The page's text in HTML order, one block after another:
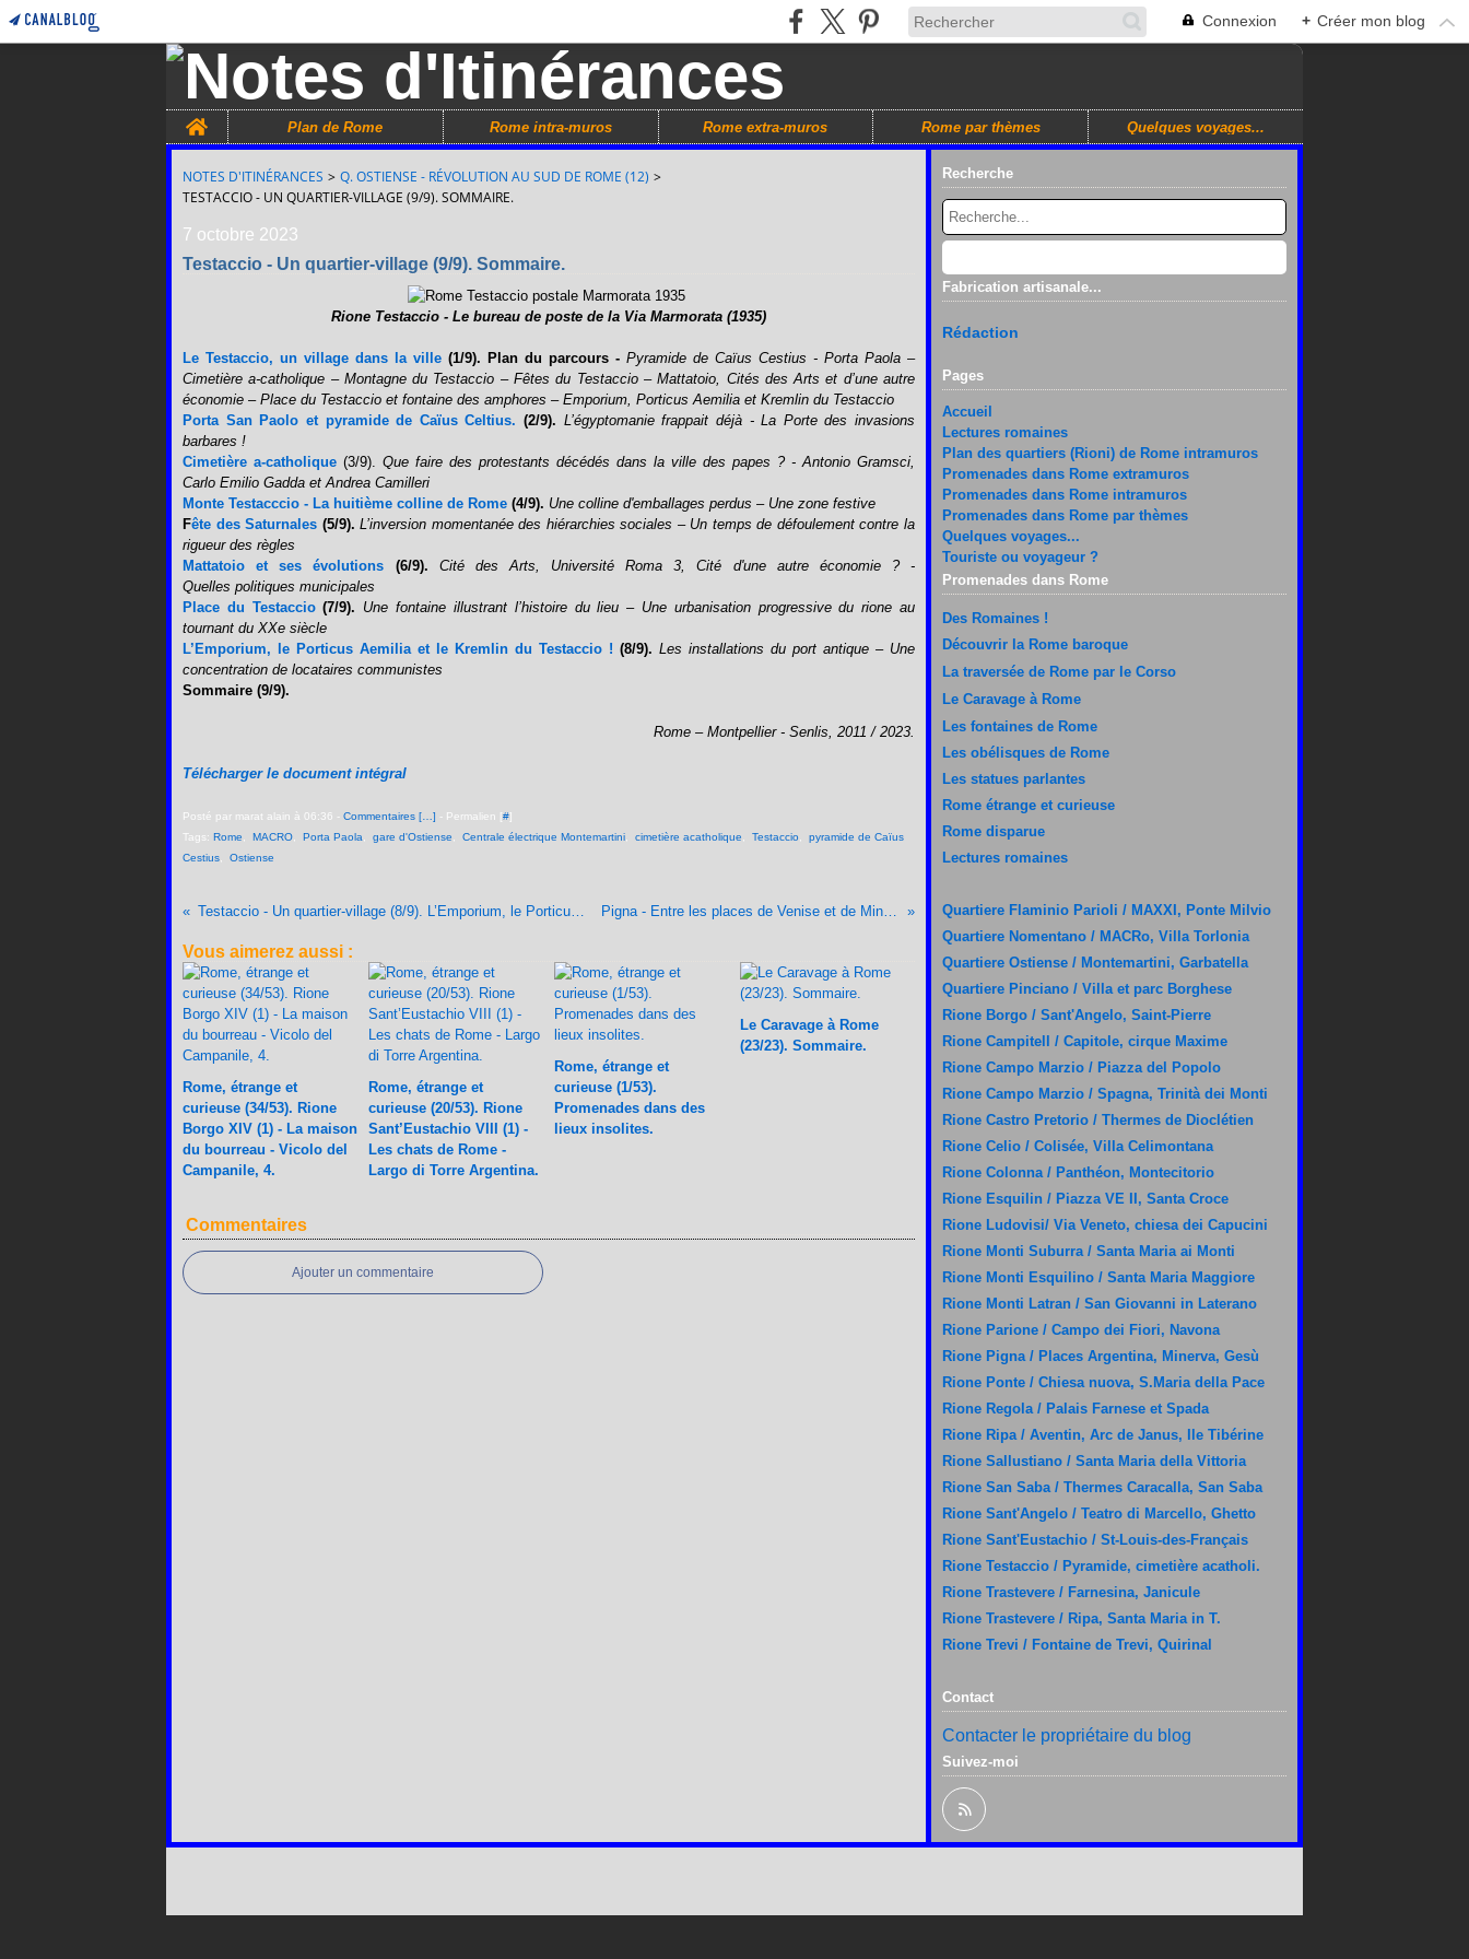
Connexion + Créer mon blog
Home
Plan de Rome Rome intra-muros Rome extra-muros Rome par thèmes Quelques voyages...
NOTES D'ITINÉRANCES > Q. OSTIENSE - RÉVOLUTION AU SUD DE ROME (12) >
TESTACCIO - UN QUARTIER-VILLAGE (9/9). SOMMAIRE.
7 octobre 2023
Testaccio - Un quartier-village (9/9). Sommaire.
Rione Testaccio - Le bureau de poste de la Via Marmorata (1935)
Le Testaccio, un village dans la ville (1/9). Plan du parcours - Pyramide de Caïus Cestius - Porta Paola –
Cimetière a-catholique – Montagne du Testaccio – Fêtes du Testaccio – Mattatoio, Cités des Arts et d’une autre
économie – Place du Testaccio et fontaine des amphores – Emporium, Porticus Aemilia et Kremlin du Testaccio
Porta San Paolo et pyramide de Caïus Celtius. (2/9). L’égyptomanie frappait déjà - La Porte des invasions
barbares !
Cimetière a-catholique (3/9). Que faire des protestants décédés dans la ville des papes ? - Antonio Gramsci,
Carlo Emilio Gadda et Andrea Camilleri
Monte Testacccio - La huitième colline de Rome (4/9). Une colline d'emballages perdus – Une zone festive
Fête des Saturnales (5/9).L’inversion momentanée des hiérarchies sociales – Un temps de défoulement contre la
rigueur des règles
Mattatoioet ses évolutions (6/9). Cité des Arts, Université Roma 3, Cité d'une autre économie ? -
Quelles politiques municipales
Place du Testaccio(7/9). Une fontaine illustrant l’histoire du lieu – Une urbanisation progressive du rione au
tournant du XXe siècle
L’Emporium, le Porticus Aemilia et le Kremlin du Testaccio ! (8/9). Les installations du port antique – Une
concentration de locataires communistes
Sommaire (9/9).
Rome – Montpellier - Senlis, 2011 / 2023.
Télécharger le document intégral
Posté par marat alain à 06:36 - Commentaires [ ] - Permalien [#]
Tags: Rome MACRO Porta Paola gare d'Ostiense Centrale électrique Montemartini cimetière acatholique Testaccio
pyramide de Caïus
Cestius
Ostiense
Testaccio - Un quartier-village (8/9). L’Emporium, le Porticus Aemilia et le Kremlin du Testaccio ! Pigna - Entre les places de Venise et de Minerve (1/23). Plan du parcours.
Vous aimerez aussi :
Rome, étrange et
curieuse (34/53). Rione
Borgo XIV (1) - La maison
du bourreau - Vicolo del
Campanile, 4.
Rome, étrange et
curieuse (20/53). Rione
Sant’Eustachio VIII (1) -
Les chats de Rome -
Largo di Torre Argentina.
Rome, étrange et
curieuse (1/53).
Promenades dans des
lieux insolites.
Le Caravage à Rome
(23/23). Sommaire.
Commentaires
Ajouter un commentaire
Recherche
Fabrication artisanale...
Rédaction
Pages
Accueil
Lectures romaines
Plan des quartiers (Rioni) de Rome intramuros
Promenades dans Rome extramuros
Promenades dans Rome intramuros
Promenades dans Rome par thèmes
Quelques voyages...
Touriste ou voyageur ?
Promenades dans Rome
Des Romaines !
Découvrir la Rome baroque
La traversée de Rome par le Corso
Le Caravage à Rome
Les fontaines de Rome
Les obélisques de Rome
Les statues parlantes
Rome étrange et curieuse
Rome disparue
Lectures romaines
Quartiere Flaminio Parioli / MAXXI, Ponte Milvio
Quartiere Nomentano / MACRo, Villa Torlonia
Quartiere Ostiense / Montemartini, Garbatella
Quartiere Pinciano / Villa et parc Borghese
Rione Borgo / Sant'Angelo, Saint-Pierre
Rione Campitell / Capitole, cirque Maxime
Rione Campo Marzio / Piazza del Popolo
Rione Campo Marzio / Spagna, Trinità dei Monti
Rione Castro Pretorio / Thermes de Dioclétien
Rione Celio / Colisée, Villa Celimontana
Rione Colonna / Panthéon, Montecitorio
Rione Esquilin / Piazza VE II, Santa Croce
Rione Ludovisi/ Via Veneto, chiesa dei Capucini
Rione Monti Suburra / Santa Maria ai Monti
Rione Monti Esquilino / Santa Maria Maggiore
Rione Monti Latran / San Giovanni in Laterano
Rione Parione / Campo dei Fiori, Navona
Rione Pigna / Places Argentina, Minerva, Gesù
Rione Ponte / Chiesa nuova, S.Maria della Pace
Rione Regola / Palais Farnese et Spada
Rione Ripa / Aventin, Arc de Janus, Ile Tibérine
Rione Sallustiano / Santa Maria della Vittoria
Rione San Saba / Thermes Caracalla, San Saba
Rione Sant'Angelo / Teatro di Marcello, Ghetto
Rione Sant'Eustachio / St-Louis-des-Français
Rione Testaccio / Pyramide, cimetière acatholi.
Rione Trastevere / Farnesina, Janicule
Rione Trastevere / Ripa, Santa Maria in T.
Rione Trevi / Fontaine de Trevi, Quirinal
Contact
Contacter le propriétaire du blog
Suivez-moi